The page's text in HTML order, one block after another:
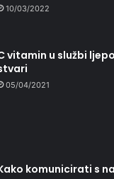
10/03/2022
vitamin u službi
05/04/2021
komunicirati s